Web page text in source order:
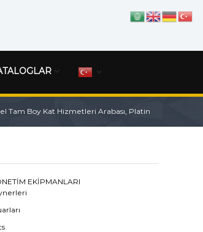
Tam Boy Kat Hizmetleri Arabası, Platin
EKİPMANLARI